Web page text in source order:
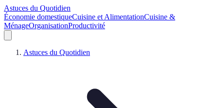
Astuces du Quotidien
Économie domestiqueCuisine et AlimentationCuisine &
MénageOrganisationProductivité
Astuces du Quotidien